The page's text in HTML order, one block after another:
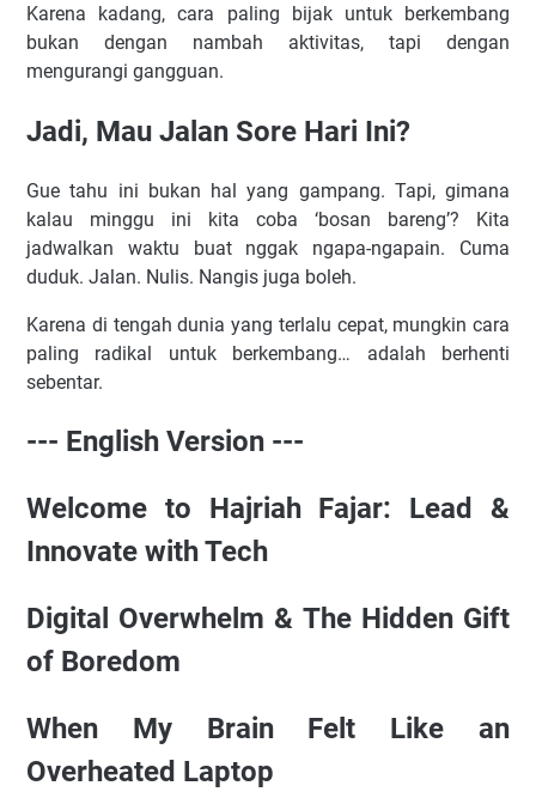
Karena kadang, cara paling bijak untuk berkembang
bukan dengan nambah aktivitas, tapi dengan
mengurangi gangguan.
Jadi, Mau Jalan Sore Hari Ini?
Gue tahu ini bukan hal yang gampang. Tapi, gimana
kalau minggu ini kita coba ‘bosan bareng’? Kita
jadwalkan waktu buat nggak ngapa-ngapain. Cuma
duduk. Jalan. Nulis. Nangis juga boleh.
Karena di tengah dunia yang terlalu cepat, mungkin cara
paling radikal untuk berkembang… adalah berhenti
sebentar.
--- English Version ---
Welcome to Hajriah Fajar: Lead &
Innovate with Tech
Digital Overwhelm & The Hidden Gift
of Boredom
When My Brain Felt Like an
Overheated Laptop